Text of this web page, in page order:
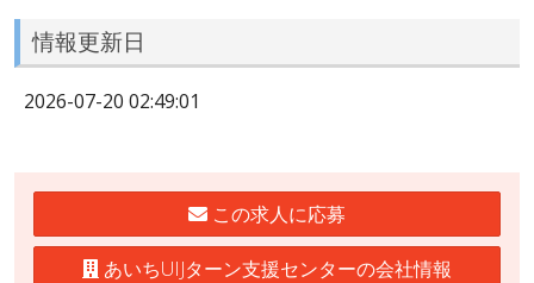
情報更新日
2026-07-20 02:49:01
この求人に応募
あいちUIJターン支援センターの会社情報